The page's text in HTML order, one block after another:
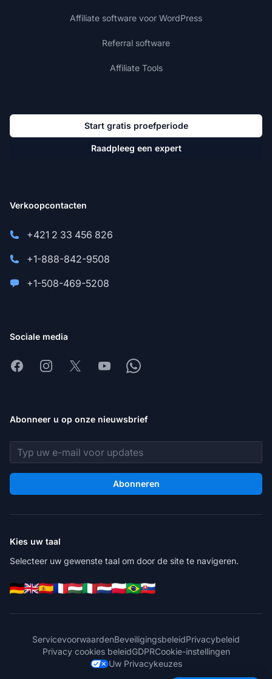
Affiliate software voor WordPress
Referral software
Affiliate Tools
Start gratis proefperiode
Raadpleeg een expert
Verkoopcontacten
+421 2 33 456 826
+1-888-842-9508
+1-508-469-5208
Sociale media
FacebookInstagram
X YoutubeWhatsapp
Abonneer u op onze nieuwsbrief
E-mailadres
Abonneren
Kies uw taal
Selecteer uw gewenste taal om door de site te navigeren.
ServicevoorwaardenBeveiligingsbeleidPrivacybeleid
Privacy cookies beleidGDPRCookie-instellingen
Uw Privacykeuzes